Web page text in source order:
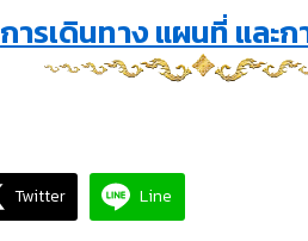
การเดินทาง แผนที่ และ
Twitter Line